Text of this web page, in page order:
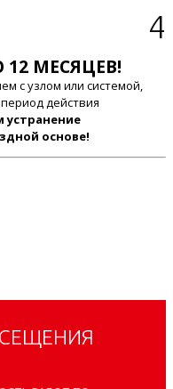
4
12 МЕСЯЦЕВ!
с узлом или системой,
действия
устранение
основе!